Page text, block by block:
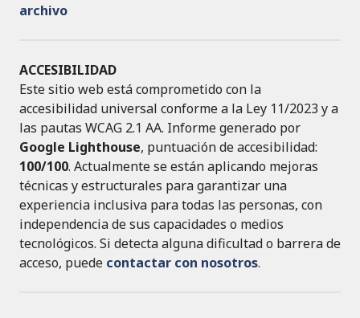
archivo
ACCESIBILIDAD
Este sitio web está comprometido con la
accesibilidad universal conforme a la Ley 11/2023 y a
las pautas WCAG 2.1 AA. Informe generado por
Google Lighthouse, puntuación de accesibilidad:
100/100. Actualmente se están aplicando mejoras
técnicas y estructurales para garantizar una
experiencia inclusiva para todas las personas, con
independencia de sus capacidades o medios
tecnológicos. Si detecta alguna dificultad o barrera de
acceso, puede contactar con nosotros.